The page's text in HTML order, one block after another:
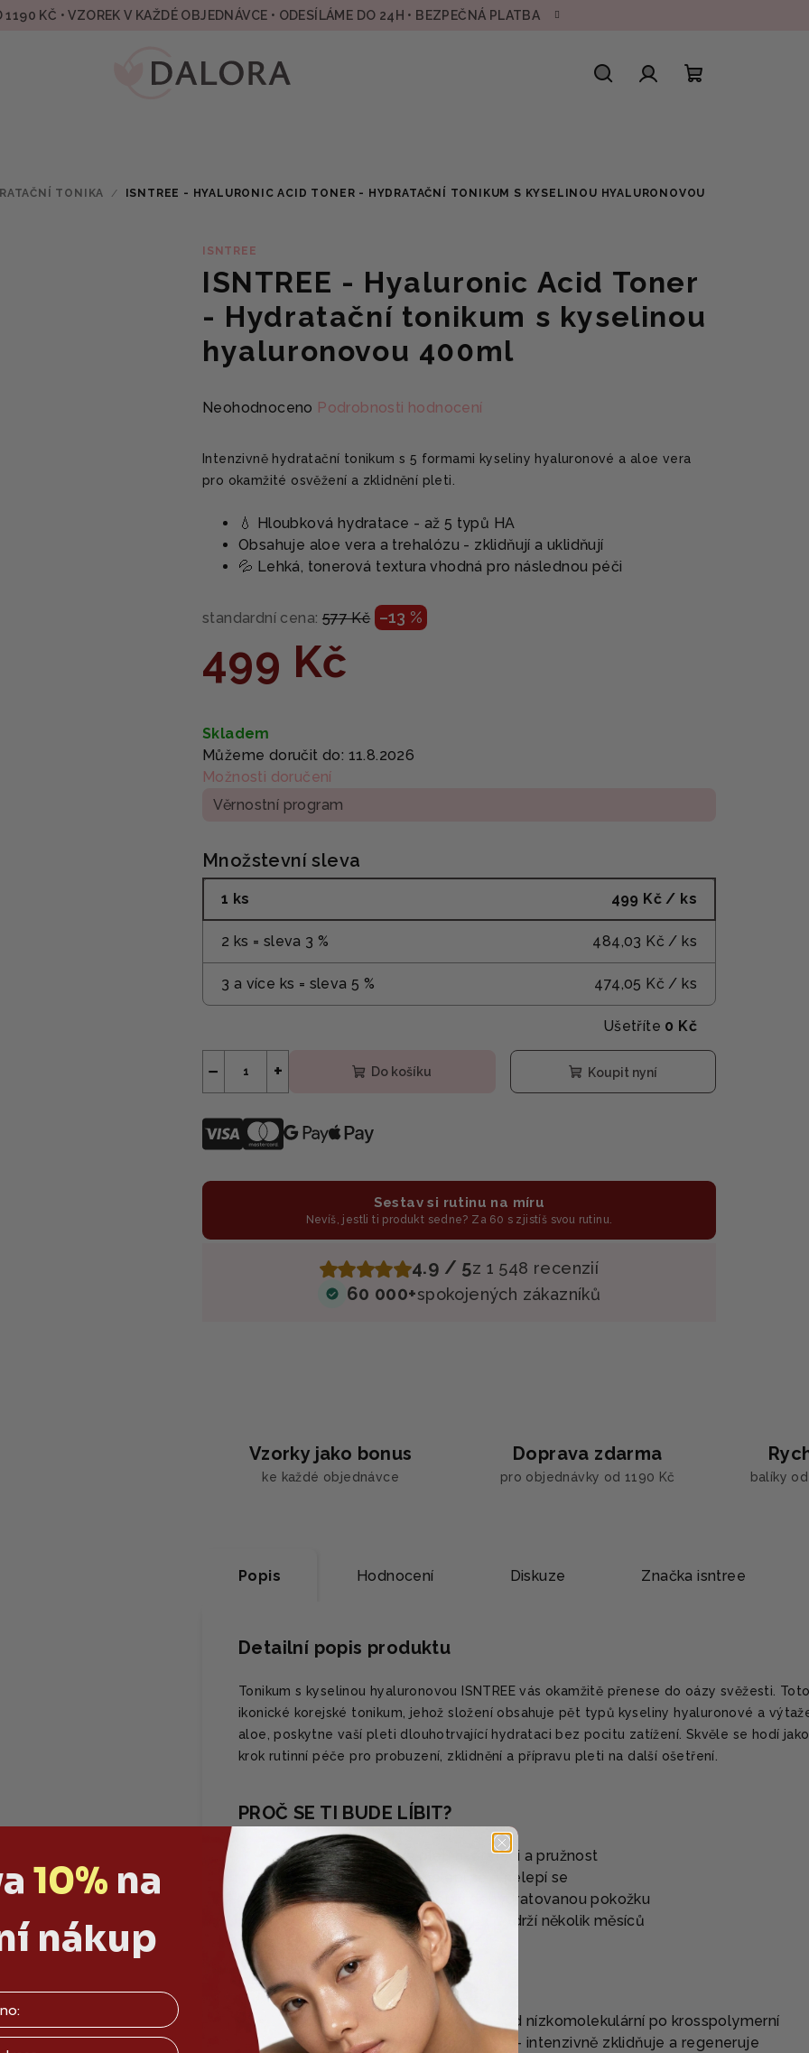
1190 KČ • VZOREK V KAŽDÉ OBJEDNÁVCE • ODESÍLÁME DO 24H • BEZPEČNÁ PLATBA
TONIKA /
ISNTREE - HYALURONIC ACID TONER - HYDRATAČNÍ TONIKUM S KYSELINOU HYALURONOVOU
ISNTREE
ISNTREE - Hyaluronic Acid Toner
- Hydratační tonikum s kyselinou
hyaluronovou 400ml
Průměrné
produktu
0,0
hvězdiček.
Neohodnoceno Podrobnosti hodnocení
Intenzivně hydratační tonikum s 5 formami kyseliny hyaluronové a aloe vera
pro okamžité osvěžení a zklidnění pleti.
💧 Hloubková hydratace - až 5 typů HA
Obsahuje aloe vera a trehalózu - zklidňují a uklidňují
💦 Lehká, tonerová textura vhodná pro následnou péči
standardní cena: 577 Kč –13 %
499 Kč
cena:
Skladem
Můžeme doručit do: 11.8.2026
Možnosti doručení
Věrnostní program
Množstevní sleva
1 ks 499 Kč / ks
2 ks = sleva 3 % 484,03 Kč / ks
3 a více ks = sleva 5 % 474,05 Kč / ks
Ušetříte 0 Kč
+
− Do košíku Koupit nyní
Sestav si rutinu na míru
Nevíš, jestli ti produkt sedne? Za 60 s zjistíš svou rutinu.
4.9 / 5z 1 548 recenzií
60 000+spokojených zákazníků
Vzorky jako bonus
ke každé objednávce
Doprava zdarma
pro objednávky od 1190 Kč balíky
Popis Hodnocení Diskuze Značka isntree
Detailní popis produktu
Tonikum s kyselinou hyaluronovou ISNTREE vás okamžitě přenese do oázy svěžesti.
ikonické korejské tonikum, jehož složení obsahuje pět typů kyseliny hyaluronové a
aloe, poskytne vaší pleti dlouhotrvající hydrataci bez pocitu zatížení. Skvěle se hodí
krok rutinní péče pro probuzení, zklidnění a přípravu pleti na další ošetření.
PROČ SE TI BUDE LÍBIT?
✅ Okamžitě dodává pleti hydrataci a pružnost
✅ Vynikající vrstvení, nelepí se a nelepí se
✅ Zklidňuje podrážděnou a dehydratovanou pokožku
✅ Extra velké balení (400 ml) - vydrží několik měsíců
HLAVNÍ SLOŽKY
✨ 5 typů kyseliny hyaluronové - od nízkomolekulární po krosspolymerní
✨ extrakt z listů aloe barbadensis - intenzivně zklidňuje a regeneruje
10% na
nákup